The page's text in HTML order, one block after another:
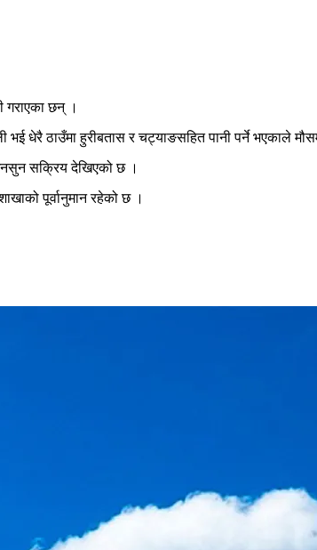
गराएका छन् ।
भई धेरै ठाउँमा हुरीबतास र चट्याङसहित पानी पर्ने भएकाले
सक्रिय देखिएको छ ।
पूर्वानुमान रहेको छ ।